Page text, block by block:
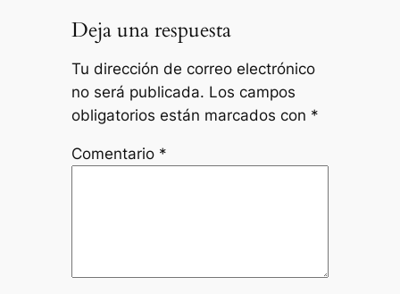
Deja una respuesta
Tu dirección de correo electrónico
no será publicada. Los campos
obligatorios están marcados con *
Comentario *